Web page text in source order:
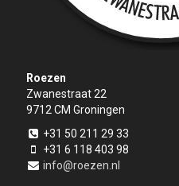
Roezen
Zwanestraat 22
9712 CM Groningen
+31 50 211 29 33
+31 6 118 403 98
info@roezen.nl